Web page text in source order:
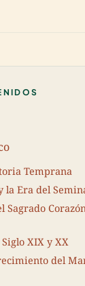
Temprana
la Era del
Sagrado
XIX y XX
del